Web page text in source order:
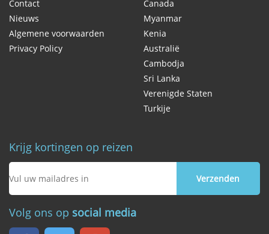
Contact
Nieuws
Algemene voorwaarden
Privacy Policy
Canada
Myanmar
Kenia
Australië
Cambodja
Sri Lanka
Verenigde Staten
Turkije
Krijg kortingen op reizen
Volg ons op social media